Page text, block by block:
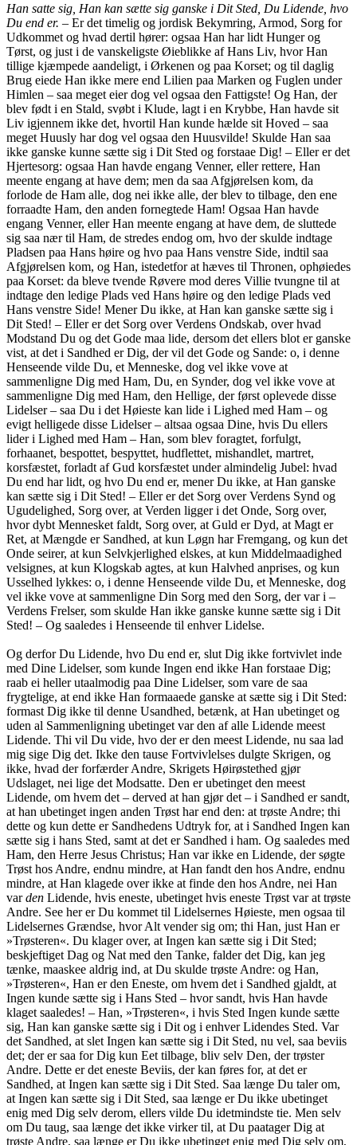
Han satte sig, Han kan sætte sig ganske i Dit Sted, Du Lidende, hvo
Du end er. – Er det timelig og jordisk Bekymring, Armod, Sorg for
Udkommet og hvad dertil hører: ogsaa Han har lidt Hunger og
Tørst, og just i de vanskeligste Øieblikke af Hans Liv, hvor Han
tillige kjæmpede aandeligt, i Ørkenen og paa Korset; og til daglig
Brug eiede Han ikke mere end Lilien paa Marken og Fuglen under
Himlen – saa meget eier dog vel ogsaa den Fattigste! Og Han, der
blev født i en Stald, svøbt i Klude, lagt i en Krybbe, Han havde sit
Liv igjennem ikke det, hvortil Han kunde hælde sit Hoved – saa
meget Huusly har dog vel ogsaa den Huusvilde! Skulde Han saa
ikke ganske kunne sætte sig i Dit Sted og forstaae Dig! – Eller er det
Hjertesorg: ogsaa Han havde engang Venner, eller rettere, Han
meente engang at have dem; men da saa Afgjørelsen kom, da
forlode de Ham alle, dog nei ikke alle, der blev to tilbage, den ene
forraadte Ham, den anden fornegtede Ham! Ogsaa Han havde
engang Venner, eller Han meente engang at have dem, de sluttede
sig saa nær til Ham, de stredes endog om, hvo der skulde indtage
Pladsen paa Hans høire og hvo paa Hans venstre Side, indtil saa
Afgjørelsen kom, og Han, istedetfor at hæves til Thronen, ophøiedes
paa Korset: da bleve tvende Røvere mod deres Villie tvungne til at
indtage den ledige Plads ved Hans høire og den ledige Plads ved
Hans venstre Side! Mener Du ikke, at Han kan ganske sætte sig i
Dit Sted! – Eller er det Sorg over Verdens Ondskab, over hvad
Modstand Du og det Gode maa lide, dersom det ellers blot er ganske
vist, at det i Sandhed er Dig, der vil det Gode og Sande: o, i denne
Henseende vilde Du, et Menneske, dog vel ikke vove at
sammenligne Dig med Ham, Du, en Synder, dog vel ikke vove at
sammenligne Dig med Ham, den Hellige, der først oplevede disse
Lidelser – saa Du i det Høieste kan lide i Lighed med Ham – og
evigt helligede disse Lidelser – altsaa ogsaa Dine, hvis Du ellers
lider i Lighed med Ham – Han, som blev foragtet, forfulgt,
forhaanet, bespottet, bespyttet, hudflettet, mishandlet, martret,
korsfæstet, forladt af Gud korsfæstet under almindelig Jubel: hvad
Du end har lidt, og hvo Du end er, mener Du ikke, at Han ganske
kan sætte sig i Dit Sted! – Eller er det Sorg over Verdens Synd og
Ugudelighed, Sorg over, at Verden ligger i det Onde, Sorg over,
hvor dybt Mennesket faldt, Sorg over, at Guld er Dyd, at Magt er
Ret, at Mængde er Sandhed, at kun Løgn har Fremgang, og kun det
Onde seirer, at kun Selvkjerlighed elskes, at kun Middelmaadighed
velsignes, at kun Klogskab agtes, at kun Halvhed anprises, og kun
Usselhed lykkes: o, i denne Henseende vilde Du, et Menneske, dog
vel ikke vove at sammenligne Din Sorg med den Sorg, der var i –
Verdens Frelser, som skulde Han ikke ganske kunne sætte sig i Dit
Sted! – Og saaledes i Henseende til enhver Lidelse.
Og derfor Du Lidende, hvo Du end er, slut Dig ikke fortvivlet inde
med Dine Lidelser, som kunde Ingen end ikke Han forstaae Dig;
raab ei heller utaalmodig paa Dine Lidelser, som vare de saa
frygtelige, at end ikke Han formaaede ganske at sætte sig i Dit Sted:
formast Dig ikke til denne Usandhed, betænk, at Han ubetinget og
uden al Sammenligning ubetinget var den af alle Lidende meest
Lidende. Thi vil Du vide, hvo der er den meest Lidende, nu saa lad
mig sige Dig det. Ikke den tause Fortvivlelses dulgte Skrigen, og
ikke, hvad der forfærder Andre, Skrigets Høirøstethed gjør
Udslaget, nei lige det Modsatte. Den er ubetinget den meest
Lidende, om hvem det – derved at han gjør det – i Sandhed er sandt,
at han ubetinget ingen anden Trøst har end den: at trøste Andre; thi
dette og kun dette er Sandhedens Udtryk for, at i Sandhed Ingen kan
sætte sig i hans Sted, samt at det er Sandhed i ham. Og saaledes med
Ham, den Herre Jesus Christus; Han var ikke en Lidende, der søgte
Trøst hos Andre, endnu mindre, at Han fandt den hos Andre, endnu
mindre, at Han klagede over ikke at finde den hos Andre, nei Han
varden Lidende, hvis eneste, ubetinget hvis eneste Trøst var at trøste
Andre. See her er Du kommet til Lidelsernes Høieste, men ogsaa til
Lidelsernes Grændse, hvor Alt vender sig om; thi Han, just Han er
»Trøsteren«. Du klager over, at Ingen kan sætte sig i Dit Sted;
beskjeftiget Dag og Nat med den Tanke, falder det Dig, kan jeg
tænke, maaskee aldrig ind, at Du skulde trøste Andre: og Han,
»Trøsteren«, Han er den Eneste, om hvem det i Sandhed gjaldt, at
Ingen kunde sætte sig i Hans Sted – hvor sandt, hvis Han havde
klaget saaledes! – Han, »Trøsteren«, i hvis Sted Ingen kunde sætte
sig, Han kan ganske sætte sig i Dit og i enhver Lidendes Sted. Var
det Sandhed, at slet Ingen kan sætte sig i Dit Sted, nu vel, saa beviis
det; der er saa for Dig kun Eet tilbage, bliv selv Den, der trøster
Andre. Dette er det eneste Beviis, der kan føres for, at det er
Sandhed, at Ingen kan sætte sig i Dit Sted. Saa længe Du taler om,
at Ingen kan sætte sig i Dit Sted, saa længe er Du ikke ubetinget
enig med Dig selv derom, ellers vilde Du idetmindste tie. Men selv
om Du taug, saa længe det ikke virker til, at Du paatager Dig at
trøste Andre, saa længe er Du ikke ubetinget enig med Dig selv om,